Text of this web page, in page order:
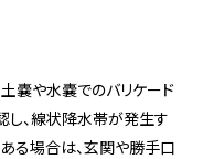
嚢や水嚢でのバリケード
し、線状降水帯が発生す
る場合は、玄関や勝手口